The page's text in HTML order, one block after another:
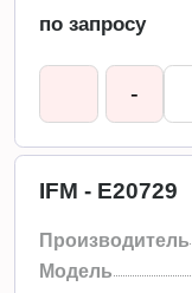
по запросу
-
IFM - E20729
Производитель
Модель